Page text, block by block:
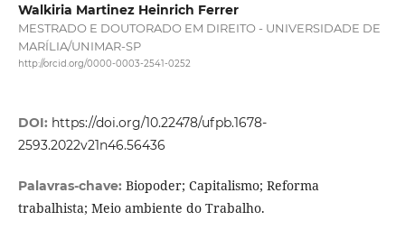
Walkiria Martinez Heinrich Ferrer
MESTRADO E DOUTORADO EM DIREITO - UNIVERSIDADE DE
MARÍLIA/UNIMAR-SP
http://orcid.org/0000-0003-2541-0252
DOI: https://doi.org/10.22478/ufpb.1678-
2593.2022v21n46.56436
Palavras-chave: Biopoder; Capitalismo; Reforma
trabalhista; Meio ambiente do Trabalho.